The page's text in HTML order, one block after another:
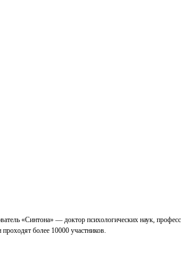
«Синтона» — доктор психологических наук,
более 10000 участников.